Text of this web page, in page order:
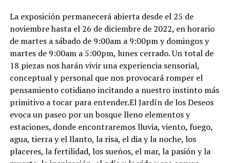
La exposición permanecerá abierta desde el 25 de
noviembre hasta el 26 de diciembre de 2022, en horario
de martes a sábado de 9:00am a 9:00pm y domingos y
martes de 9:00am a 5:00pm, lunes cerrado. Un total de
18 piezas nos harán vivir una experiencia sensorial,
conceptual y personal que nos provocará romper el
pensamiento cotidiano incitando a nuestro instinto más
primitivo a tocar para entender.El Jardín de los Deseos
evoca un paseo por un bosque lleno elementos y
estaciones, donde encontraremos lluvia, viento, fuego,
agua, tierra y el llanto, la risa, el dia y la noche, los
placeres, la fertilidad, los sueños, el mar, la pasión y la